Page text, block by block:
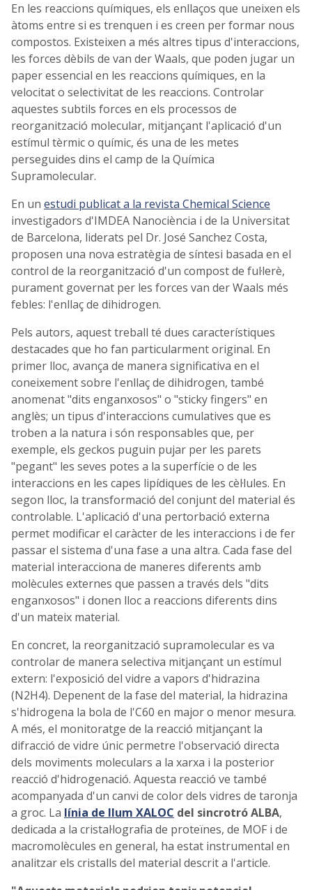
En les reaccions químiques, els enllaços que uneixen els
àtoms entre si es trenquen i es creen per formar nous
compostos. Existeixen a més altres tipus d'interaccions,
les forces dèbils de van der Waals, que poden jugar un
paper essencial en les reaccions químiques, en la
velocitat o selectivitat de les reaccions. Controlar
aquestes subtils forces en els processos de
reorganització molecular, mitjançant l'aplicació d'un
estímul tèrmic o químic, és una de les metes
perseguides dins el camp de la Química
Supramolecular.
En un estudi publicat a la revista Chemical Science
investigadors d'IMDEA Nanociència i de la Universitat
de Barcelona, liderats pel Dr. José Sanchez Costa,
proposen una nova estratègia de síntesi basada en el
control de la reorganització d'un compost de ful·lerè,
purament governat per les forces van der Waals més
febles: l'enllaç de dihidrogen.
Pels autors, aquest treball té dues característiques
destacades que ho fan particularment original. En
primer lloc, avança de manera significativa en el
coneixement sobre l'enllaç de dihidrogen, també
anomenat "dits enganxosos" o "sticky fingers" en
anglès; un tipus d'interaccions cumulatives que es
troben a la natura i són responsables que, per
exemple, els geckos puguin pujar per les parets
"pegant" les seves potes a la superfície o de les
interaccions en les capes lipídiques de les cèl·lules. En
segon lloc, la transformació del conjunt del material és
controlable. L'aplicació d'una pertorbació externa
permet modificar el caràcter de les interaccions i de fer
passar el sistema d'una fase a una altra. Cada fase del
material interacciona de maneres diferents amb
molècules externes que passen a través dels "dits
enganxosos" i donen lloc a reaccions diferents dins
d'un mateix material.
En concret, la reorganització supramolecular es va
controlar de manera selectiva mitjançant un estímul
extern: l'exposició del vidre a vapors d'hidrazina
(N2H4). Depenent de la fase del material, la hidrazina
s'hidrogena la bola de l'C60 en major o menor mesura.
A més, el monitoratge de la reacció mitjançant la
difracció de vidre únic permetre l'observació directa
dels moviments moleculars a la xarxa i la posterior
reacció d'hidrogenació. Aquesta reacció ve també
acompanyada d'un canvi de color dels vidres de taronja
a groc. La línia de llum XALOC del sincrotró ALBA,
dedicada a la cristal·lografia de proteïnes, de MOF i de
macromolècules en general, ha estat instrumental en
analitzar els cristalls del material descrit a l'article.